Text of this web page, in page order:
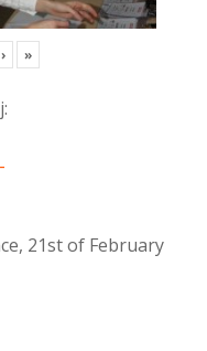
› »
21st of February